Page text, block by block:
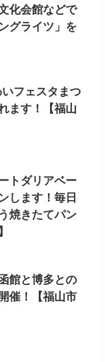
化会館などで
グライツ」を
いフェスタまつ
ます！【福山
トダリアベー
します！毎日
焼きたてパン
館と博多との
催！【福山市